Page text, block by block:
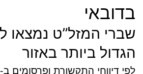
בדובאי
שברי המזל”ט נמצאו
הגדול ביותר באזור